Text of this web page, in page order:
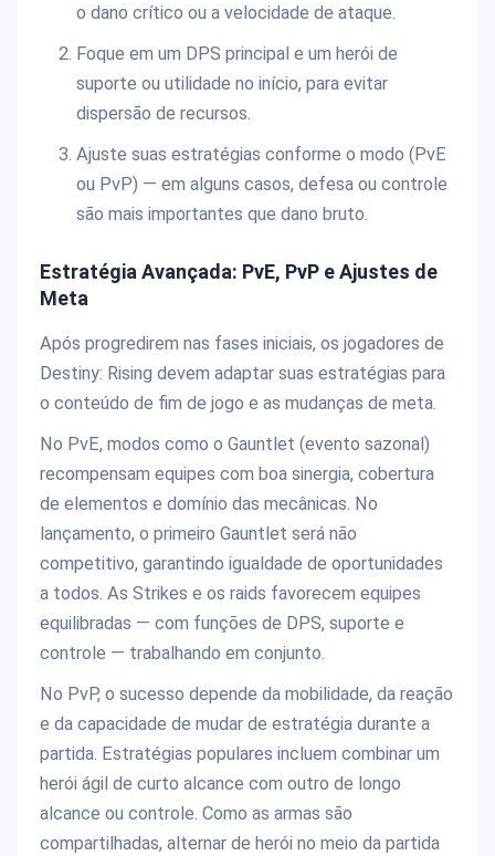
o dano crítico ou a velocidade de ataque.
Foque em um DPS principal e um herói de
suporte ou utilidade no início, para evitar
dispersão de recursos.
Ajuste suas estratégias conforme o modo (PvE
ou PvP) — em alguns casos, defesa ou controle
são mais importantes que dano bruto.
Estratégia Avançada: PvE, PvP e Ajustes de
Meta
Após progredirem nas fases iniciais, os jogadores de
Destiny: Rising devem adaptar suas estratégias para
o conteúdo de fim de jogo e as mudanças de meta.
No PvE, modos como o Gauntlet (evento sazonal)
recompensam equipes com boa sinergia, cobertura
de elementos e domínio das mecânicas. No
lançamento, o primeiro Gauntlet será não
competitivo, garantindo igualdade de oportunidades
a todos. As Strikes e os raids favorecem equipes
equilibradas — com funções de DPS, suporte e
controle — trabalhando em conjunto.
No PvP, o sucesso depende da mobilidade, da reação
e da capacidade de mudar de estratégia durante a
partida. Estratégias populares incluem combinar um
herói ágil de curto alcance com outro de longo
alcance ou controle. Como as armas são
compartilhadas, alternar de herói no meio da partida